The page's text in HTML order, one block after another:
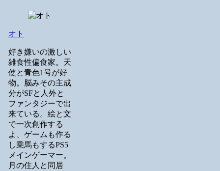
オト
好き嫌いの激しい
雑食性偏食家。天
使と青色1号が好
物。脳みその主成
分がSFと人外と
ファンタジーで出
来ている。絵と文
で一次創作する
よ、ゲームも作る
し乗馬もするPS5
メインゲーマー。
月の住人と同居